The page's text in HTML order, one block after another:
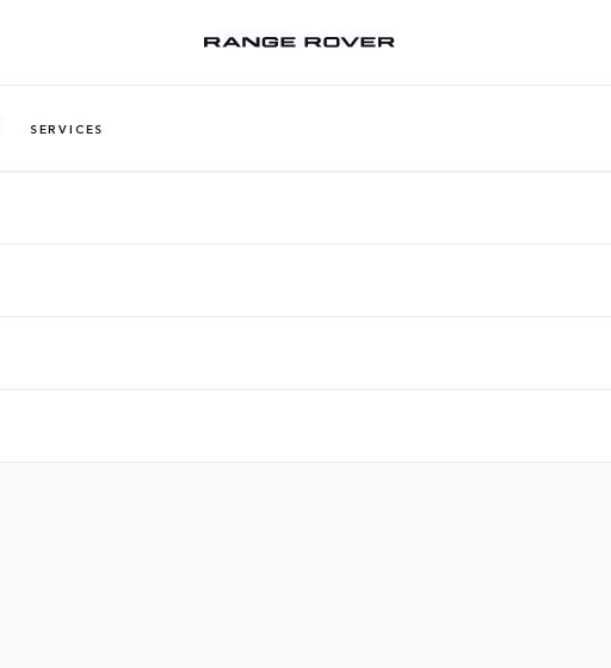
SERVICES